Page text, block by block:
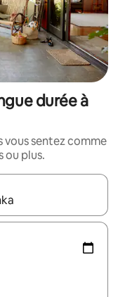
durée à
vous sentez comme
ou plus.
les flèches vers le